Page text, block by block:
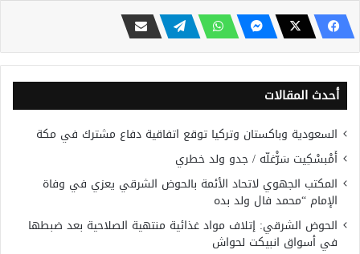
أحدث المقالات
السعودية وباكستان وتركيا توقع اتفاقية دفاع مشترك في مكة
أَمْبسْكِيت سَرّْغلّه / جدو ولد خطري
المكتب الجهوي لاتحاد الأئمة بالحوض الشرقي يعزي في وفاة
الإمام “محمد فال ولد بده
الحوض الشرقي: إتلاف مواد غذائية منتهية الصلاحية بعد ضبطها
في أسواق انبيكت لحواش